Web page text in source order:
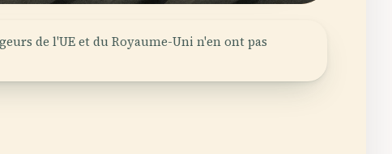
de l'UE et du Royaume-Uni n'en ont pas